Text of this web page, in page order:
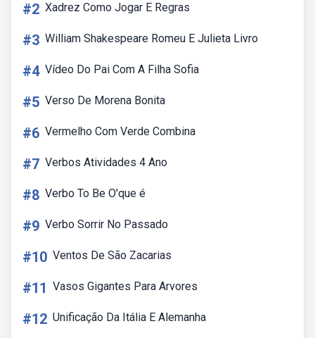
#2 Xadrez Como Jogar E Regras
#3 William Shakespeare Romeu E Julieta Livro
#4 Vídeo Do Pai Com A Filha Sofia
#5 Verso De Morena Bonita
#6 Vermelho Com Verde Combina
#7 Verbos Atividades 4 Ano
#8 Verbo To Be O'que é
#9 Verbo Sorrir No Passado
#10 Ventos De São Zacarias
#11 Vasos Gigantes Para Arvores
#12 Unificação Da Itália E Alemanha